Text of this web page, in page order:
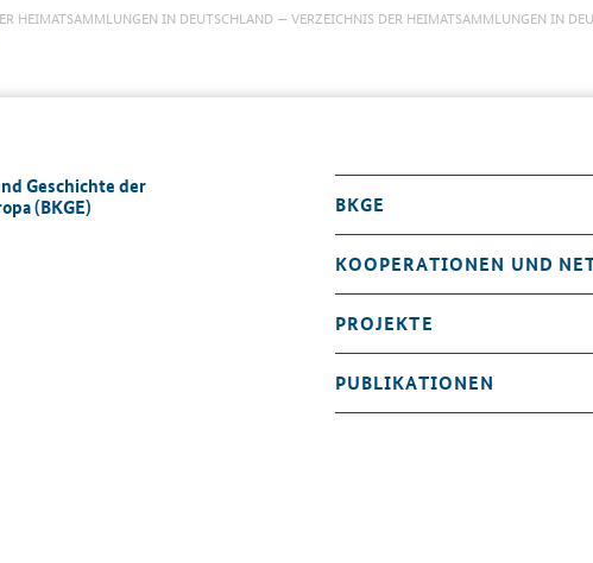
HEIMATSAMMLUNGEN IN DEUTSCHLAND VERZEICHNIS DER HEIMATSAMMLUNGEN IN
Geschichte der
(BKGE)
BKGE
KOOPERATIONEN UND
PROJEKTE
PUBLIKATIONEN